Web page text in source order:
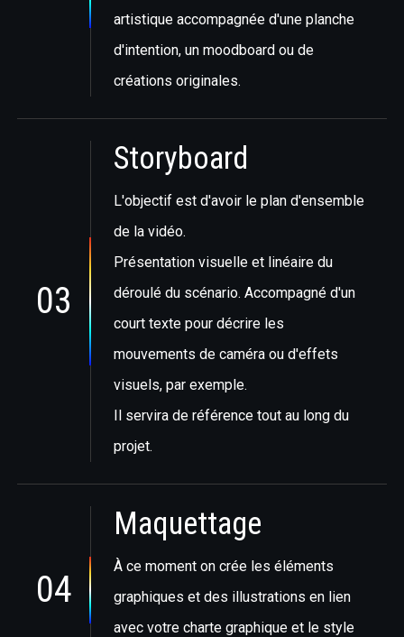
artistique accompagnée d'une planche
d'intention, un moodboard ou de
créations originales.
03
Storyboard
L'objectif est d'avoir le plan d'ensemble
de la vidéo.
Présentation visuelle et linéaire du
déroulé du scénario. Accompagné d'un
court texte pour décrire les
mouvements de caméra ou d'effets
visuels, par exemple.
Il servira de référence tout au long du
projet.
04
Maquettage
À ce moment on crée les éléments
graphiques et des illustrations en lien
avec votre charte graphique et le style